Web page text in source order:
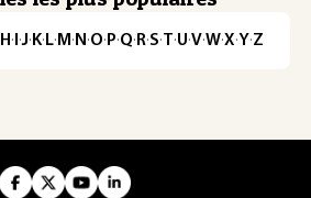
H · ·J· K· L· M · N ·O· P·Q· R·S·T·U·V·W·X·Y·Z